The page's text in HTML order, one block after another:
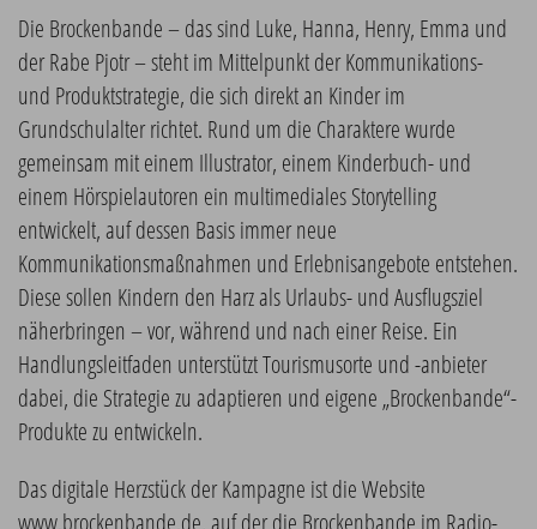
Die Brockenbande – das sind Luke, Hanna, Henry, Emma und
der Rabe Pjotr – steht im Mittelpunkt der Kommunikations-
und Produktstrategie, die sich direkt an Kinder im
Grundschulalter richtet. Rund um die Charaktere wurde
gemeinsam mit einem Illustrator, einem Kinderbuch- und
einem Hörspielautoren ein multimediales Storytelling
entwickelt, auf dessen Basis immer neue
Kommunikationsmaßnahmen und Erlebnisangebote entstehen.
Diese sollen Kindern den Harz als Urlaubs- und Ausflugsziel
näherbringen – vor, während und nach einer Reise. Ein
Handlungsleitfaden unterstützt Tourismusorte und -anbieter
dabei, die Strategie zu adaptieren und eigene „Brockenbande“-
Produkte zu entwickeln.
Das digitale Herzstück der Kampagne ist die Website
www.brockenbande.de, auf der die Brockenbande im Radio-